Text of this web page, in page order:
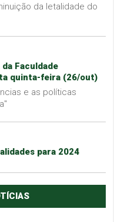
da letalidade do
Faculdade
quinta-feira (26/out)
e as políticas
para 2024